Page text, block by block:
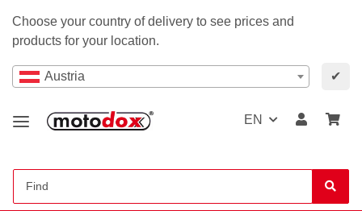
Choose your country of delivery to see prices and
products for your location.
Austria ✔
EN